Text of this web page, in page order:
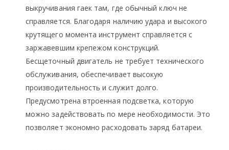
выкручивания гаек там, где обычный ключ не
справляется. Благодаря наличию удара и высокого
крутящего момента инструмент справляется с
заржавевшим крепежом конструкций.
Бесщеточный двигатель не требует технического
обслуживания, обеспечивает высокую
производительность и служит долго.
Предусмотрена втроенная подсветка, которую
можно задействовать по мере необходимости. Это
позволяет экономно расходовать заряд батареи.